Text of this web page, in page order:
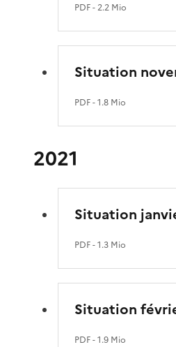
PDF- 2.2 Mio
Situation
PDF- 1.8 Mio
2021
Situation
PDF- 1.3 Mio
Situation
PDF- 1.9 Mio